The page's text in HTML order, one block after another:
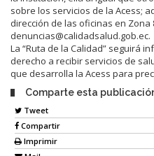
sobre los servicios de la Acess;
dirección de las oficinas en
denuncias@calidadsalud.gob.ec.
La “Ruta de la Calidad” seguirá
derecho a recibir servicios de
que desarrolla la Acess para
Comparte esta
Tweet
Compartir
Imprimir